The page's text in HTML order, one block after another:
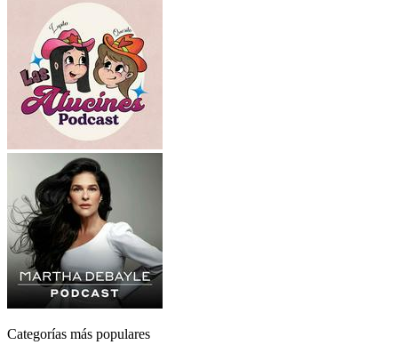
Categorías más populares